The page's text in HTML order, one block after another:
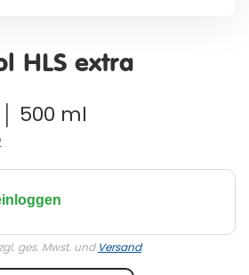
HLS extra
500 ml
ges. Mwst. und Versand.